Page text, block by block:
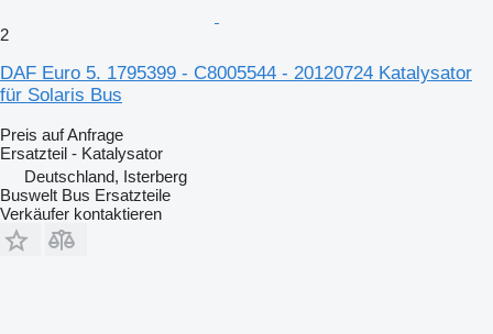
2
DAF Euro 5. 1795399 - C8005544 - 20120724 Katalysator
für Solaris Bus
Preis auf Anfrage
Ersatzteil - Katalysator
Deutschland, Isterberg
Buswelt Bus Ersatzteile
Verkäufer kontaktieren